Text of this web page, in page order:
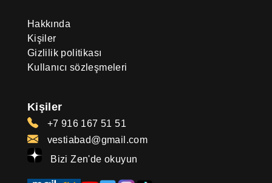
Hakkında
Kişiler
Gizlilik politikası
Kullanıcı sözleşmeleri
Kişiler
+7 916 167 51 51
vestiabad@gmail.com
Bizi Zen'de okuyun